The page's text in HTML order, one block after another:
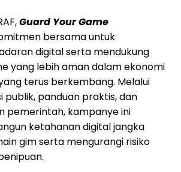
Guard Your Game
bersama untuk
digital serta mendukung
yang lebih aman dalam ekonomi
terus berkembang. Melalui
publik, panduan praktis, dan
pemerintah, kampanye ini
ketahanan digital jangka
gim serta mengurangi risiko